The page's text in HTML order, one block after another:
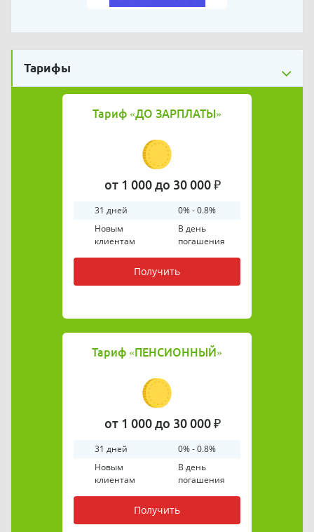
Тарифы
Тариф «ДО ЗАРПЛАТЫ»
от 1 000 до 30 000 ₽
31 дней
0% - 0.8%
Новым
клиентам
В день
погашения
Получить
Тариф «ПЕНСИОННЫЙ»
от 1 000 до 30 000 ₽
31 дней
0% - 0.8%
Новым
клиентам
В день
погашения
Получить